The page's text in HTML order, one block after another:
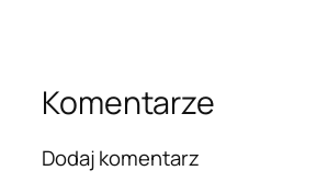
Komentarze
Dodaj komentarz